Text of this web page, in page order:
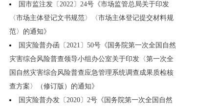
国市监注发〔2022〕24号《市场监管总局关于印发
〈市场主体登记文书规范〉〈市场主体登记提交材料规
范〉的通知》
国灾险普办函〔2021〕50号《国务院第一次全国自然
灾害综合风险普查领导小组办公室关于印发〈第一次全
国自然灾害综合风险普查应急管理系统调查成果质检核
查方案〉（修订版）的通知》
国灾险普办发〔2020〕2号《国务院第一次全国自然